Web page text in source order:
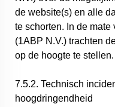
de website(s) en alle
te schorten. In de mate
(1ABP N.V.) trachten
op de hoogte te stellen.
7.5.2. Technisch
hoogdringendheid